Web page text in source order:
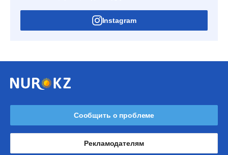
Instagram
Сообщить о проблеме
Рекламодателям